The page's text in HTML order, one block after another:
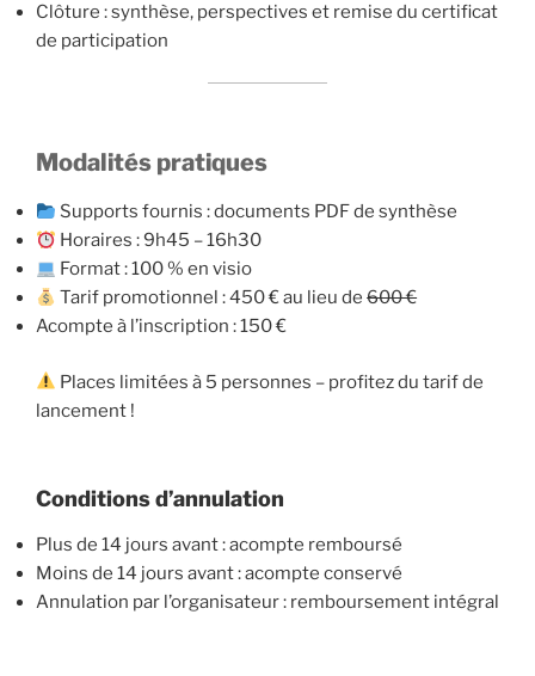
Clôture : synthèse, perspectives et remise du certificat
de participation
Modalités pratiques
Supports fournis : documents PDF de synthèse
Horaires : 9h45 – 16h30
Format : 100 % en visio
Tarif promotionnel : 450 € au lieu de600 €
Acompte à l’inscription : 150 €
Places limitées à 5 personnes – profitez du tarif de
lancement !
Conditions d’annulation
Plus de 14 jours avant : acompte remboursé
Moins de 14 jours avant : acompte conservé
Annulation par l’organisateur : remboursement intégral